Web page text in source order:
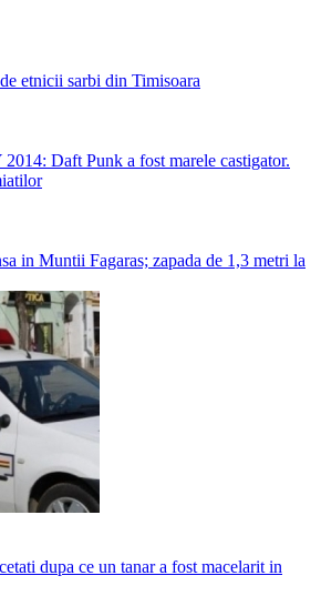
etnicii sarbi din Timisoara
Daft Punk a fost marele castigator.
in Muntii Fagaras; zapada de 1,3 metri la
dupa ce un tanar a fost macelarit in